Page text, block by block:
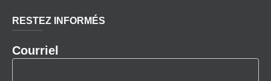
RESTEZ INFORMÉS
Courriel